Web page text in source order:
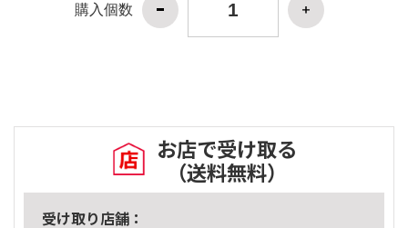
購入個数
お店で受け取る
（送料無料）
受け取り店舗：